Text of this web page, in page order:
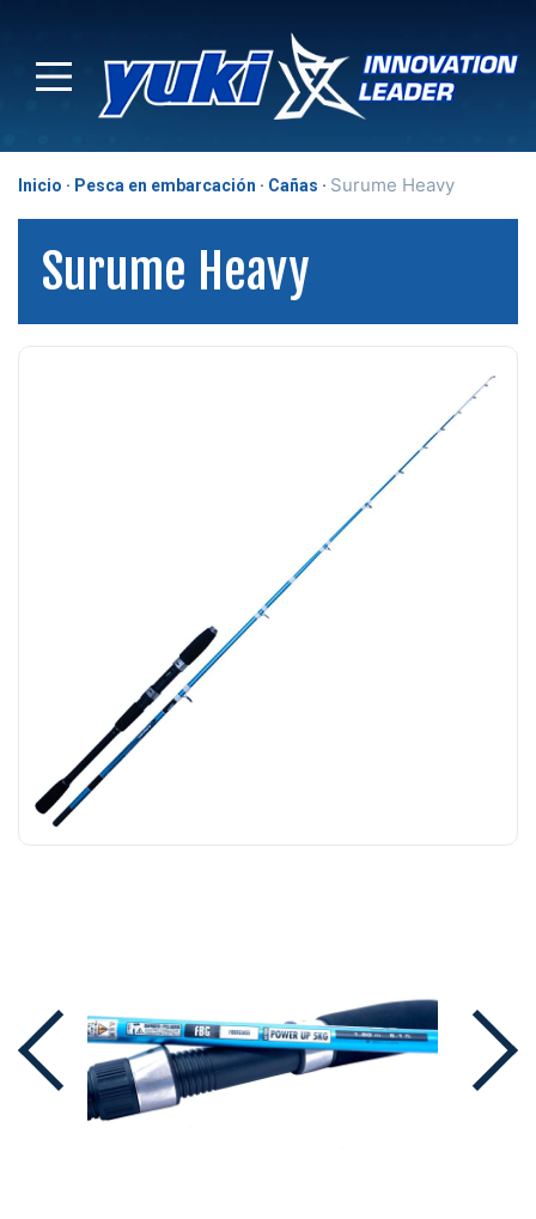
Inicio Pesca en embarcación Cañas Surume Heavy
Surume Heavy